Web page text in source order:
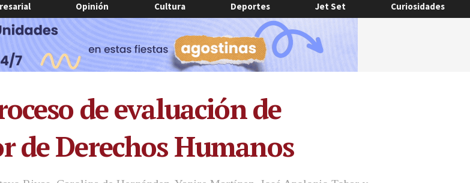
Opinión Cultura Deportes Jet Set Curiosidades
de evaluación de
de Derechos Humanos